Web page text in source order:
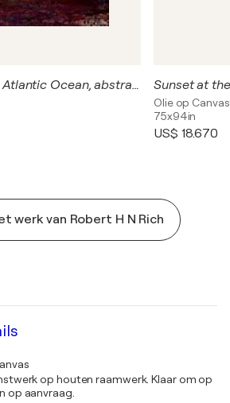
Sunset at the North Atlantic Ocean, abstract informal no 2105-2
Olie op Canvas
75x94in
US$ 18.670
werk van Robert H N Rich
op houten raamwerk. Klaar om op
op aanvraag.